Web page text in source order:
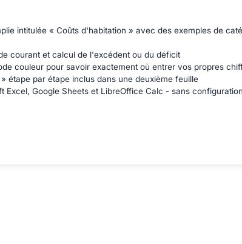
intitulée « Coûts d'habitation » avec des exemples de
courant et calcul de l'excédent ou du déficit
couleur pour savoir exactement où entrer vos propres
étape par étape inclus dans une deuxième feuille
Excel, Google Sheets et LibreOffice Calc - sans